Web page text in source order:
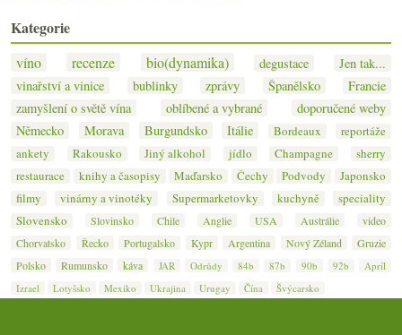
Kategorie
víno recenze bio(dynamika) degustace
Jen tak...
vinařství a vinice
bublinky zprávy Španělsko
Francie
zamyšlení o světě vína
oblíbené a vybrané
doporučené weby
Německo
Morava Burgundsko Itálie Bordeaux
reportáže
ankety
Rakousko Jiný alkohol jídlo Champagne
sherry
restaurace
knihy a časopisy Maďarsko Čechy Podvody
Japonsko
filmy
vinárny a vinotéky Supermarketovky kuchyně
speciality
Slovensko
Slovinsko Chile Anglie USA Austrálie
video
Chorvatsko
Řecko Portugalsko Kypr Argentina Nový Zéland
Gruzie
Polsko
Rumunsko káva JAR Odrůdy 84b 87b 90b 92b
Apríl
Izrael
Lotyšsko Mexiko Ukrajina Urugay Čína Švýcarsko